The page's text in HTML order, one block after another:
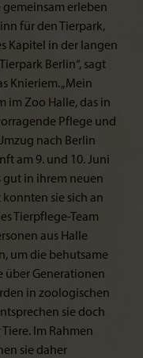
erleben
für den Tierpark,
Kapitel in der langen
Berlin“, sagt
Knieriem. „Mein
im Zoo Halle, das in
Pflege und
nach Berlin
am 9. und 10. Juni
gut in ihrem neuen
sie sich an
Tierpflege-Team
aus Halle
um die behutsame
über Generationen
in zoologischen
sie doch
Im Rahmen
sie daher